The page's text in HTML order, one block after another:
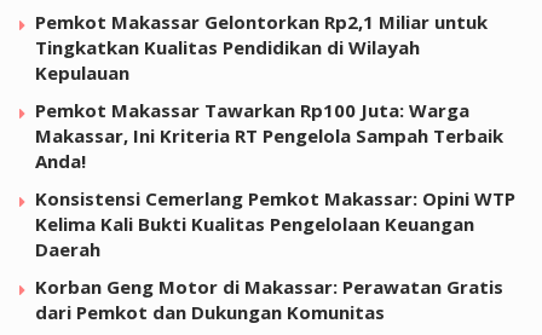
Pemkot Makassar Gelontorkan Rp2,1 Miliar untuk
Tingkatkan Kualitas Pendidikan di Wilayah
Kepulauan
Pemkot Makassar Tawarkan Rp100 Juta: Warga
Makassar, Ini Kriteria RT Pengelola Sampah Terbaik
Anda!
Konsistensi Cemerlang Pemkot Makassar: Opini WTP
Kelima Kali Bukti Kualitas Pengelolaan Keuangan
Daerah
Korban Geng Motor di Makassar: Perawatan Gratis
dari Pemkot dan Dukungan Komunitas